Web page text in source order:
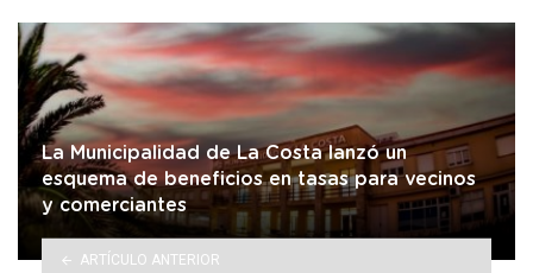
La Municipalidad de La Costa lanzó un
esquema de beneficios en tasas para vecinos
y comerciantes
ARTÍCULO ANTERIOR